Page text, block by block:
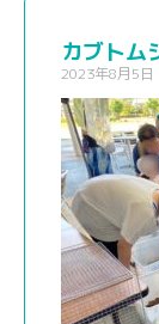
カブトム
2023年8月5日